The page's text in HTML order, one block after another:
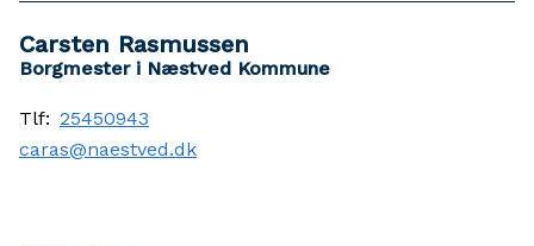
Carsten Rasmussen
Borgmester i Næstved Kommune
Tlf: 25450943
caras@naestved.dk